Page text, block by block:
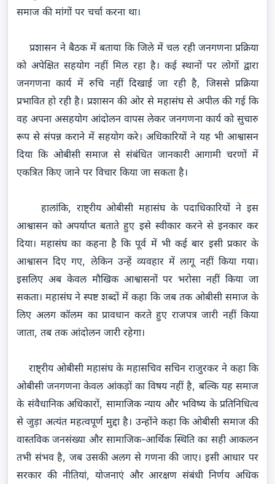
समाज की मांगों पर चर्चा करना था।
प्रशासन ने बैठक में बताया कि जिले में चल रही जनगणना प्रक्रिया
को अपेक्षित सहयोग नहीं मिल रहा है। कई स्थानों पर लोगों द्वारा
जनगणना कार्य में रुचि नहीं दिखाई जा रही है, जिससे प्रक्रिया
प्रभावित हो रही है। प्रशासन की ओर से महासंघ से अपील की गई कि
वह अपना असहयोग आंदोलन वापस लेकर जनगणना कार्य को सुचारु
रूप से संपन्न कराने में सहयोग करे। अधिकारियों ने यह भी आश्वासन
दिया कि ओबीसी समाज से संबंधित जानकारी आगामी चरणों में
एकत्रित किए जाने पर विचार किया जा सकता है।
हालांकि, राष्ट्रीय ओबीसी महासंघ के पदाधिकारियों ने इस
आश्वासन को अपर्याप्त बताते हुए इसे स्वीकार करने से इनकार कर
दिया। महासंघ का कहना है कि पूर्व में भी कई बार इसी प्रकार के
आश्वासन दिए गए, लेकिन उन्हें व्यवहार में लागू नहीं किया गया।
इसलिए अब केवल मौखिक आश्वासनों पर भरोसा नहीं किया जा
सकता। महासंघ ने स्पष्ट शब्दों में कहा कि जब तक ओबीसी समाज के
लिए अलग कॉलम का प्रावधान करते हुए राजपत्र जारी नहीं किया
जाता, तब तक आंदोलन जारी रहेगा।
राष्ट्रीय ओबीसी महासंघ के महासचिव सचिन राजुरकर ने कहा कि
ओबीसी जनगणना केवल आंकड़ों का विषय नहीं है, बल्कि यह समाज
के संवैधानिक अधिकारों, सामाजिक न्याय और भविष्य के प्रतिनिधित्व
से जुड़ा अत्यंत महत्वपूर्ण मुद्दा है। उन्होंने कहा कि ओबीसी समाज की
वास्तविक जनसंख्या और सामाजिक-आर्थिक स्थिति का सही आकलन
तभी संभव है, जब उसकी अलग से गणना की जाए। इसी आधार पर
सरकार की नीतियां, योजनाएं और आरक्षण संबंधी निर्णय अधिक